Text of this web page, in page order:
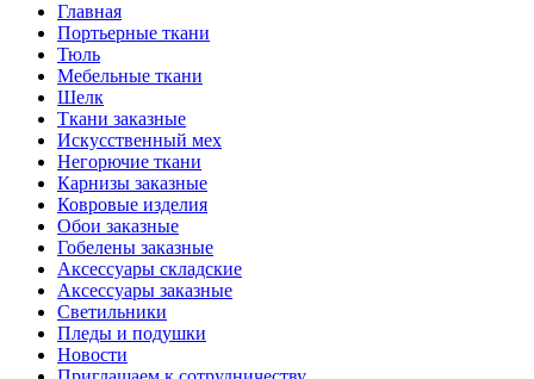
Главная
Портьерные ткани
Тюль
Мебельные ткани
Шелк
Ткани заказные
Искусственный мех
Негорючие ткани
Карнизы заказные
Ковровые изделия
Обои заказные
Гобелены заказные
Аксессуары складские
Аксессуары заказные
Светильники
Пледы и подушки
Новости